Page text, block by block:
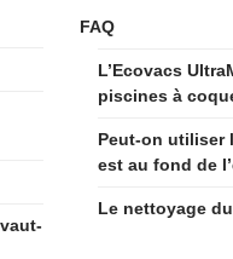
FAQ
L’Ecovacs
piscines à
Peut-on utiliser
est au fond de
Le nettoyage